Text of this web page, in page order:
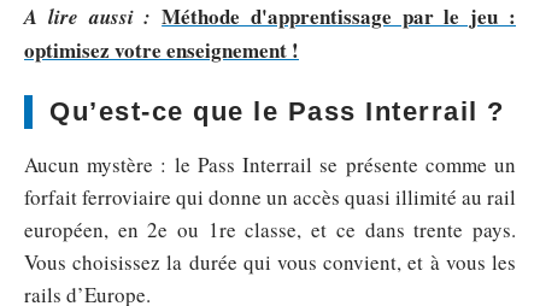
A lire aussi : Méthode d'apprentissage par le jeu :
optimisez votre enseignement !
Qu’est-ce que le Pass Interrail ?
Aucun mystère : le Pass Interrail se présente comme un
forfait ferroviaire qui donne un accès quasi illimité au rail
européen, en 2e ou 1re classe, et ce dans trente pays.
Vous choisissez la durée qui vous convient, et à vous les
rails d’Europe.